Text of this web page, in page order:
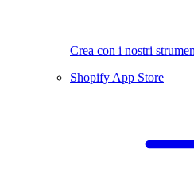
Crea con i nostri
Shopify App Store